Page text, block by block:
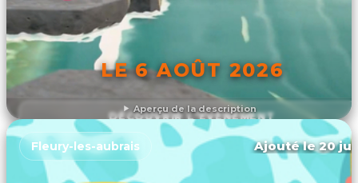
Aperçu de la description
LE 6 AOÛT 2026
DÉCOUVRIR L'ÉVÉNEMENT
Fleury-les-aubrais Ajouté le 20